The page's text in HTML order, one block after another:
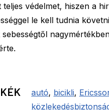
teljes védelmet, hiszen a
le kell tudnia
sebességtől
autó, bicikli,